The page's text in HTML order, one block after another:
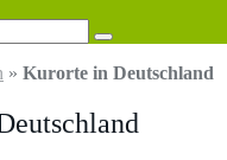
» Kurorte in Deutschland